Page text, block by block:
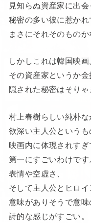
見知らぬ資産家に出会
秘密の多い彼に惹か
まさにそれそのものか
しかしこれは韓国映画
その資産家というか金
隠された秘密はそりゃ
村上春樹らしい純朴な
欲深い主人公というも
映画内に体現されすぎ
第一にすごいわけです
表情や空虚さ、
そして主人公とヒロ
意味がありそうで意味
詩的な感じがすごい。